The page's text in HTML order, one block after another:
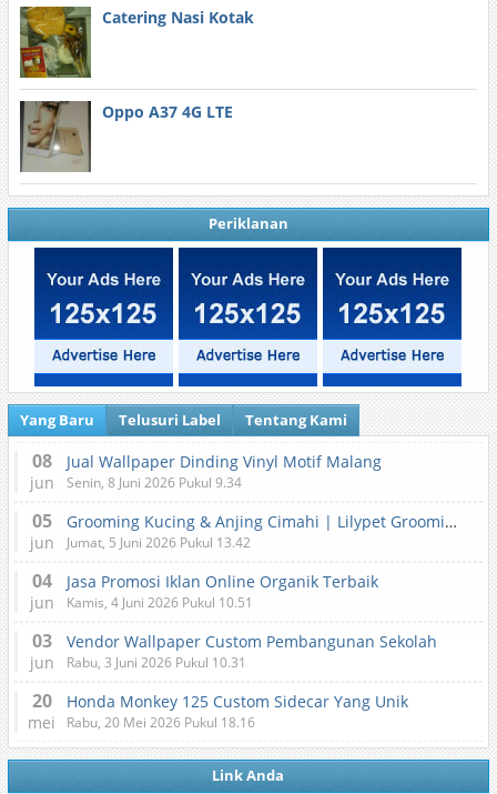
Catering Nasi Kotak
Oppo A37 4G LTE
Periklanan
Yang Baru Telusuri Label Tentang Kami
08
jun
Jual Wallpaper Dinding Vinyl Motif Malang
Senin, 8 Juni 2026 Pukul 9.34
05
jun
Grooming Kucing & Anjing Cimahi | Lilypet Grooming & Pet Hotel
Jumat, 5 Juni 2026 Pukul 13.42
04
jun
Jasa Promosi Iklan Online Organik Terbaik
Kamis, 4 Juni 2026 Pukul 10.51
03
jun
Vendor Wallpaper Custom Pembangunan Sekolah
Rabu, 3 Juni 2026 Pukul 10.31
20
mei
Honda Monkey 125 Custom Sidecar Yang Unik
Rabu, 20 Mei 2026 Pukul 18.16
Link Anda